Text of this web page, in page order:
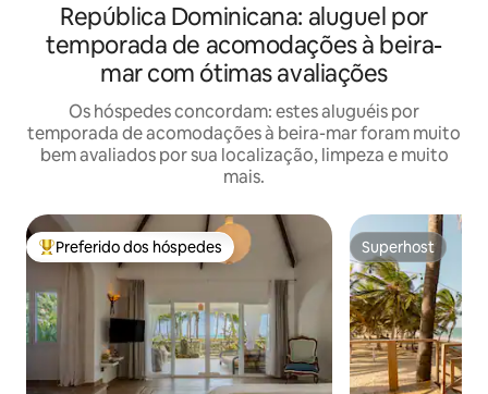
República Dominicana: aluguel por
temporada de acomodações à beira-
mar com ótimas avaliações
Os hóspedes concordam: estes aluguéis por
temporada de acomodações à beira-mar foram muito
bem avaliados por sua localização, limpeza e muito
mais.
Entre os melhores preferidos dos hóspedes
Preferido dos hóspedes Superhost
Superhost